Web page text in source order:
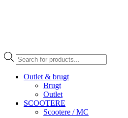
Products
search
Outlet & brugt
Brugt
Outlet
SCOOTERE
Scootere / MC